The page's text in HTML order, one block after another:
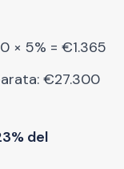
× 5% = €1.365
€27.300
del